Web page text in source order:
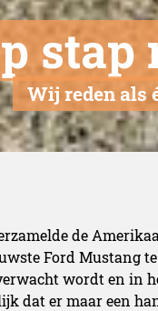
stap
Wij reden als
de
Ford Mustang
wordt en in
dat er maar een